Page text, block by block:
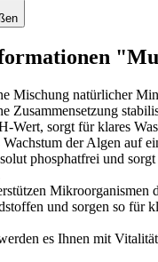
Mischung natürlicher
Zusammensetzung
Wert, sorgt für klares
Wachstum der Algen auf
phosphatfrei und
Mikroorganismen
und sorgen so für
es Ihnen mit